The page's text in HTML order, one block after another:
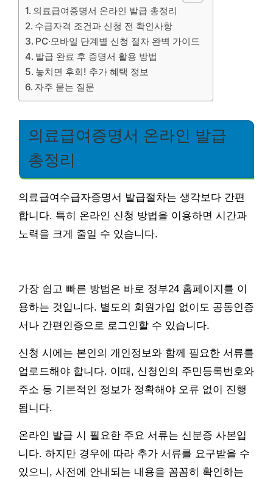
의료급여증명서 온라인 발급 총정리
수급자격 조건과 신청 전 확인사항
PC·모바일 단계별 신청 절차 완벽 가이드
발급 완료 후 증명서 활용 방법
놓치면 후회! 추가 혜택 정보
자주 묻는 질문
의료급여증명서 온라인 발급
총정리
의료급여수급자증명서 발급절차는 생각보다 간편
합니다. 특히 온라인 신청 방법을 이용하면 시간과
노력을 크게 줄일 수 있습니다.
가장 쉽고 빠른 방법은 바로 정부24 홈페이지를 이
용하는 것입니다. 별도의 회원가입 없이도 공동인증
서나 간편인증으로 로그인할 수 있습니다.
신청 시에는 본인의 개인정보와 함께 필요한 서류를
업로드해야 합니다. 이때, 신청인의 주민등록번호와
주소 등 기본적인 정보가 정확해야 오류 없이 진행
됩니다.
온라인 발급 시 필요한 주요 서류는 신분증 사본입
니다. 하지만 경우에 따라 추가 서류를 요구받을 수
있으니, 사전에 안내되는 내용을 꼼꼼히 확인하는